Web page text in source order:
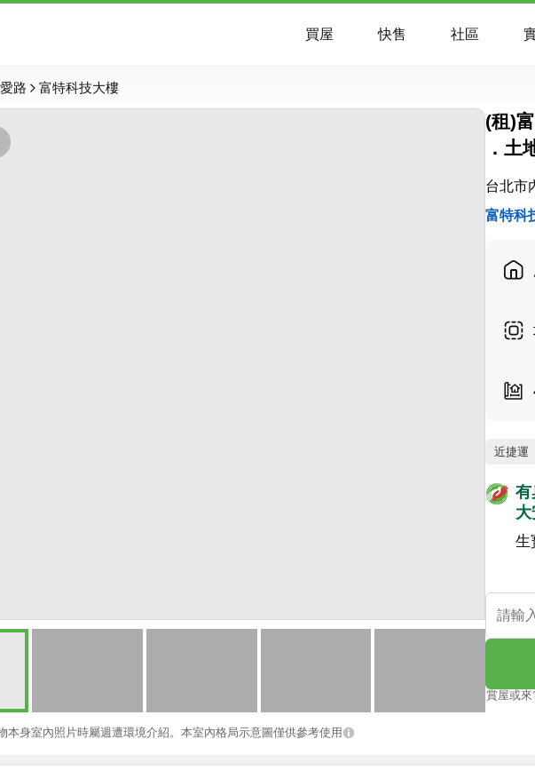
買屋 快售 社區
路 富特科技大樓
本身室內照片時屬週遭環境介紹。本室內格局示意圖僅供參考使用
(租)
．土
台北市
富特科
近捷運
有
生
賞屋或